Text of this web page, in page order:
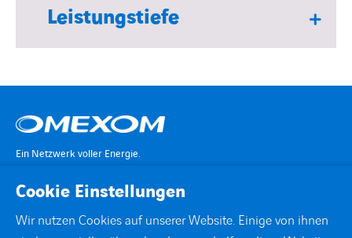
Leistungstiefe
Ein Netzwerk voller Energie.
Cookie Einstellungen
Wir nutzen Cookies auf unserer Website. Einige von ihnen